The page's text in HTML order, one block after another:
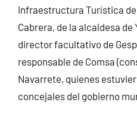
Infraestructura Turística
Cabrera, de la alcaldesa de
director facultativo de
responsable de Comsa
Navarrete, quienes
concejales del gobierno